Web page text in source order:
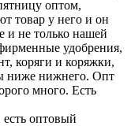
оптом,
товар у него и он
и не только нашей
удобрения,
коряги и коряжки,
ниже нижнего. Опт
много. Есть
оптовый